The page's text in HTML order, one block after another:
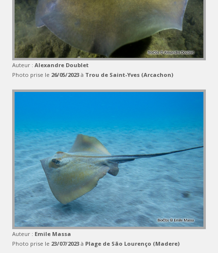
Auteur : Alexandre Doublet
Photo prise le 26/05/2023 à Trou de Saint-Yves (Arcachon)
Auteur : Emile Massa
Photo prise le 23/07/2023 à Plage de São Lourenço (Madere)